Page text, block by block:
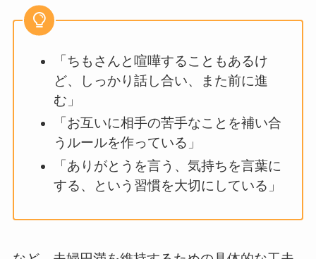
「ちもさんと喧嘩することもあるけ
ど、しっかり話し合い、また前に進
む」
「お互いに相手の苦手なことを補い合
うルールを作っている」
「ありがとうを言う、気持ちを言葉に
する、という習慣を大切にしている」